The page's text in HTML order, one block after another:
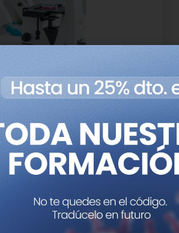
Universitario en
y Genómica (en